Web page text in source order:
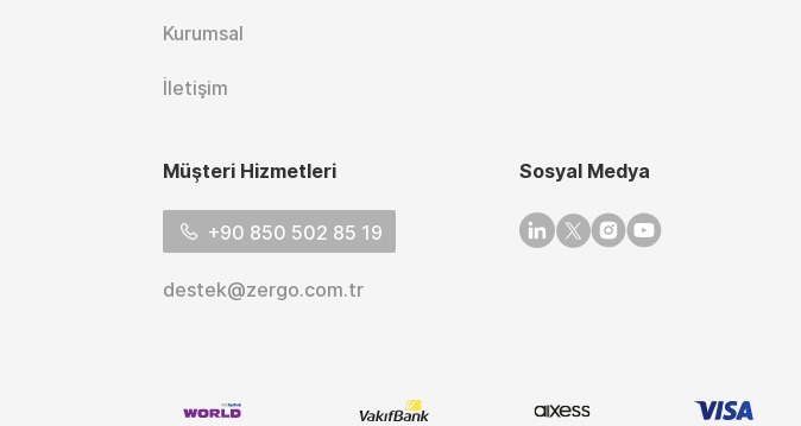
Kurumsal
İletişim
Müşteri Hizmetleri
+90 850 502 85 19
destek@zergo.com.tr
Sosyal Medya
Linkedin
TwitterInstagram
Youtube